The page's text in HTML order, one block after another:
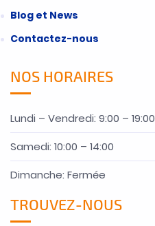
Blog et News
Contactez-nous
NOS HORAIRES
Lundi – Vendredi: 9:00 – 19:00
Samedi: 10:00 – 14:00
Dimanche: Fermée
TROUVEZ-NOUS